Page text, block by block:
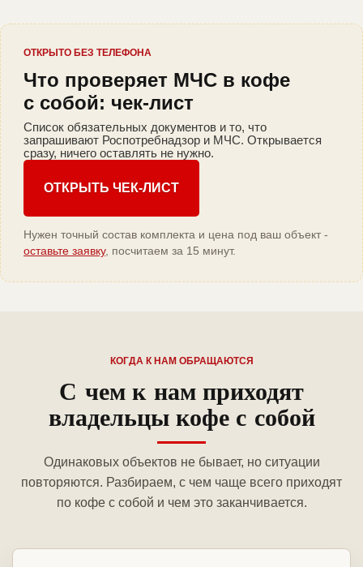
ОТКРЫТО БЕЗ ТЕЛЕФОНА
Что проверяет МЧС в кофе
с собой: чек-лист
Список обязательных документов и то, что
запрашивают Роспотребнадзор и МЧС. Открывается
сразу, ничего оставлять не нужно.
ОТКРЫТЬ ЧЕК-ЛИСТ
Нужен точный состав комплекта и цена под ваш объект -
оставьте заявку, посчитаем за 15 минут.
КОГДА К НАМ ОБРАЩАЮТСЯ
С чем к нам приходят
владельцы кофе с собой
Одинаковых объектов не бывает, но ситуации
повторяются. Разбираем, с чем чаще всего приходят
по кофе с собой и чем это заканчивается.